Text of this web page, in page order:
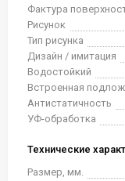
Фактура
Рисунок
Тип рисунка
Дизайн / имитация
Водостойкий
Встроенная
Антистатичность
УФ-обработка
Технические
Размер, мм.